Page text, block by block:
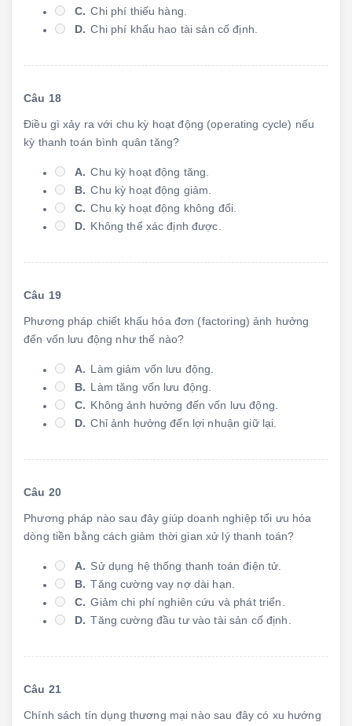
C. Chi phí thiếu hàng.
D. Chi phí khấu hao tài sản cố định.
Câu 18
Điều gì xảy ra với chu kỳ hoạt động (operating cycle) nếu
kỳ thanh toán bình quân tăng?
A. Chu kỳ hoạt động tăng.
B. Chu kỳ hoạt động giảm.
C. Chu kỳ hoạt động không đổi.
D. Không thể xác định được.
Câu 19
Phương pháp chiết khấu hóa đơn (factoring) ảnh hưởng
đến vốn lưu động như thế nào?
A. Làm giảm vốn lưu động.
B. Làm tăng vốn lưu động.
C. Không ảnh hưởng đến vốn lưu động.
D. Chỉ ảnh hưởng đến lợi nhuận giữ lại.
Câu 20
Phương pháp nào sau đây giúp doanh nghiệp tối ưu hóa
dòng tiền bằng cách giảm thời gian xử lý thanh toán?
A. Sử dụng hệ thống thanh toán điện tử.
B. Tăng cường vay nợ dài hạn.
C. Giảm chi phí nghiên cứu và phát triển.
D. Tăng cường đầu tư vào tài sản cố định.
Câu 21
Chính sách tín dụng thương mại nào sau đây có xu hướng